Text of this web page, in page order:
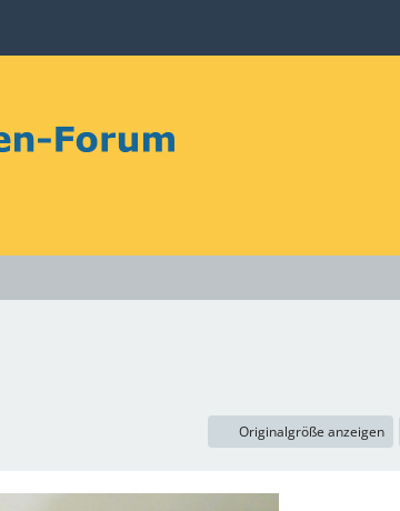
Originalgröße anzeigen